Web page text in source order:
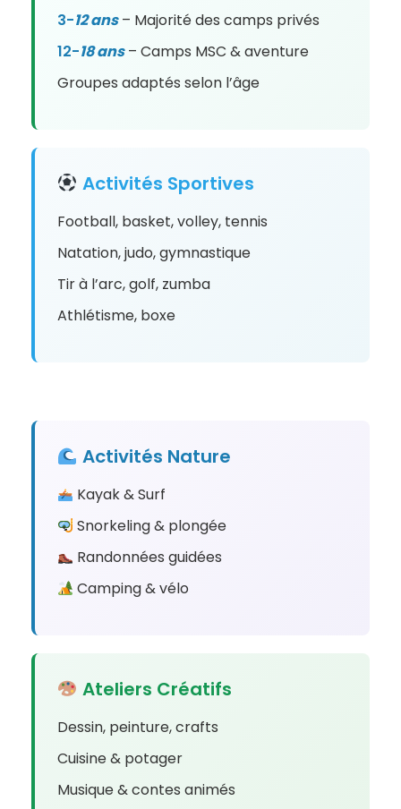
3-12 ans– Majorité des camps privés
12-18 ans– Camps MSC & aventure
Groupes adaptés selon l’âge
Activités Sportives
Football, basket, volley, tennis
Natation, judo, gymnastique
Tir à l’arc, golf, zumba
Athlétisme, boxe
Activités Nature
Kayak & Surf
Snorkeling & plongée
Randonnées guidées
Camping & vélo
Ateliers Créatifs
Dessin, peinture, crafts
Cuisine & potager
Musique & contes animés